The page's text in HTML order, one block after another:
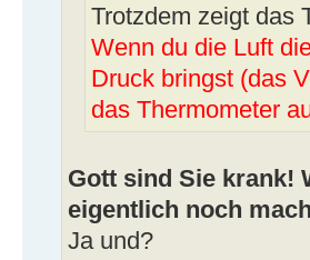
Trotzdem zeigt das
Wenn du die Luft
Druck bringst (das
das Thermometer
Gott sind Sie krank!
eigentlich noch
Ja und?